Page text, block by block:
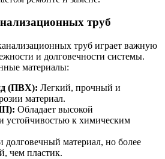
труб
труб играет важную
и долговечности системы.
материалы:
(ПВХ): Легкий, прочный и
материал.
Обладает высокой
устойчивостью к химическим
материал, но более
чем пластик.